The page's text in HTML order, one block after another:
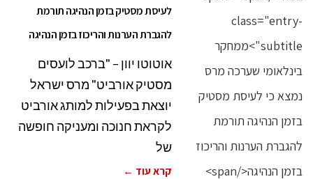
לעיסת מסטיק בזמן הנהיגה תורמת
להגברת הערנות והריכוז בזמן הנהיגה
אוטוטו יוון – "ברכב לועסים
מסטיק אורביט" מרס ישראל
יוצאת בפעילות למותג אורביט
לקראת חנוכה ומעניקה חופשה
של
קרא עוד ←